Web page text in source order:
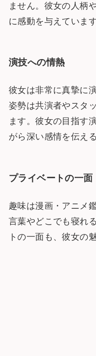
ません。彼女の人柄
に感動を与えています
演技への情熱
彼女は非常に真摯に
姿勢は共演者やスタ
ます。彼女の目指す
がら深い感情を伝え
プライベートの一面
趣味は漫画・アニメ
言葉やどこでも寝れ
トの一面も、彼女の